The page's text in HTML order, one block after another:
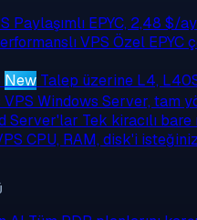
Paylaşımlı EPYC, 2,48 $/
VPS Özel EPYC
New Talep üzerine L4,
Windows Server, tam
Server'lar Tek kiracılı
CPU, RAM, disk'i